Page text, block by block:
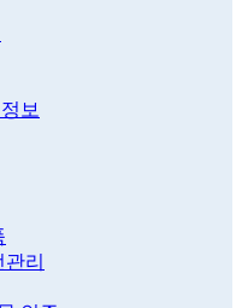
보
리